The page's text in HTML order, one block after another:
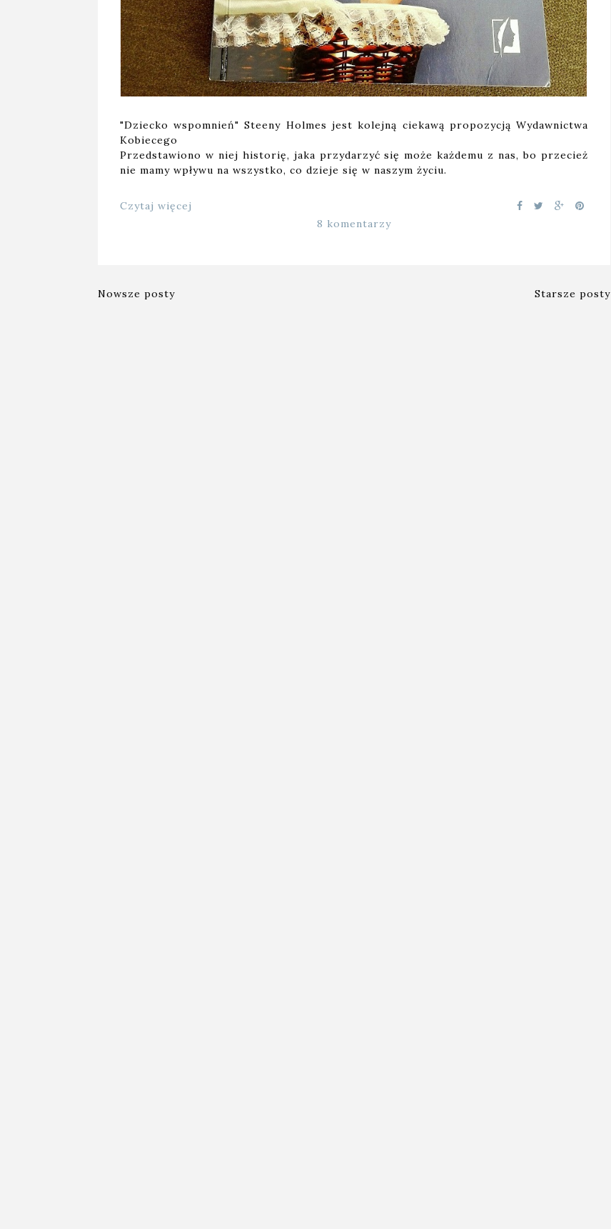
"Dziecko wspomnień" Steeny Holmes jest kolejną ciekawą propozycją Wydawnictwa
Kobiecego
Przedstawiono w niej historię, jaka przydarzyć się może każdemu z nas, bo przecież
nie mamy wpływu na wszystko, co dzieje się w naszym życiu.
Czytaj więcej
8 komentarzy
Nowsze posty Starsze posty